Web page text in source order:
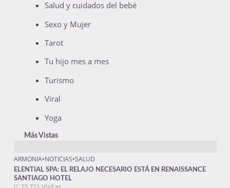
Salud y cuidados del bebé
Sexo y Mujer
Tarot
Tu hijo mes a mes
Turismo
Viral
Yoga
Más Vistas
ARMONIA•NOTICIAS•SALUD
ELENTIAL SPA: EL RELAJO NECESARIO ESTÁ EN RENAISSANCE
SANTIAGO HOTEL